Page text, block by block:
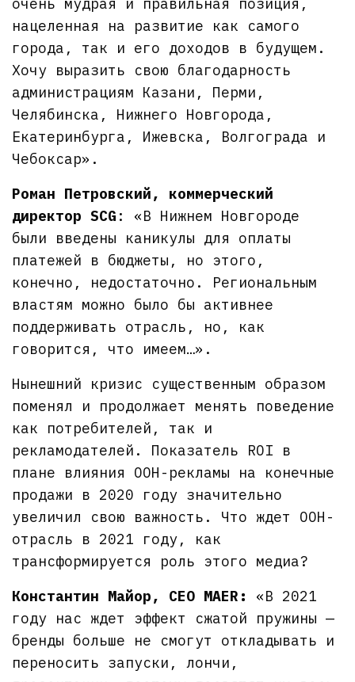
очень мудрая и правильная позиция,
нацеленная на развитие как самого
города, так и его доходов в будущем.
Хочу выразить свою благодарность
администрациям Казани, Перми,
Челябинска, Нижнего Новгорода,
Екатеринбурга, Ижевска, Волгограда и
Чебоксар».
Роман Петровский, коммерческий
директор SCG : «В Нижнем Новгороде
были введены каникулы для оплаты
платежей в бюджеты, но этого,
конечно, недостаточно. Региональным
властям можно было бы активнее
поддерживать отрасль, но, как
говорится, что имеем…».
Нынешний кризис существенным образом
поменял и продолжает менять поведение
как потребителей, так и
рекламодателей. Показатель ROI в
плане влияния OOH-рекламы на конечные
продажи в 2020 году значительно
увеличил свою важность. Что ждет OOH-
отрасль в 2021 году, как
трансформируется роль этого медиа?
Константин Майор, CEO MAER:
«В 2021
году нас ждет эффект сжатой пружины —
бренды больше не смогут откладывать и
переносить запуски, лончи,